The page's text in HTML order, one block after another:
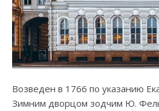
Возведен в 1766 по указанию
Зимним дворцом зодчим Ю.